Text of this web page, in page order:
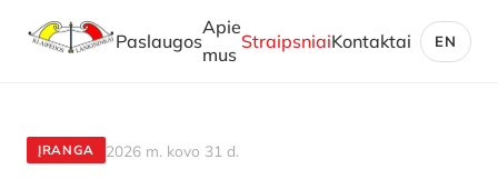
Paslaugos
Apie
mus
StraipsniaiKontaktai EN
ĮRANGA 2026 m. kovo 31 d.